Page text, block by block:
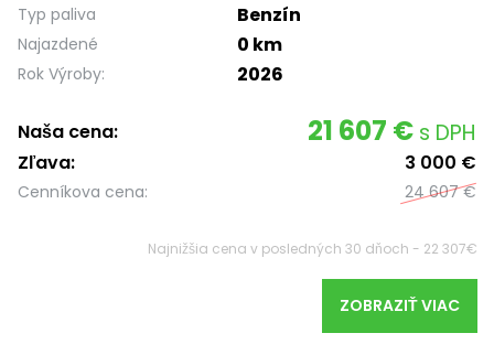
Typ paliva Benzín
Najazdené 0 km
Rok Výroby: 2026
Naša cena: 21 607 € s DPH
Zľava: 3 000 €
Cenníkova cena: 24 607 €
Najnižšia cena v posledných 30 dňoch - 22 307€
ZOBRAZIŤ VIAC